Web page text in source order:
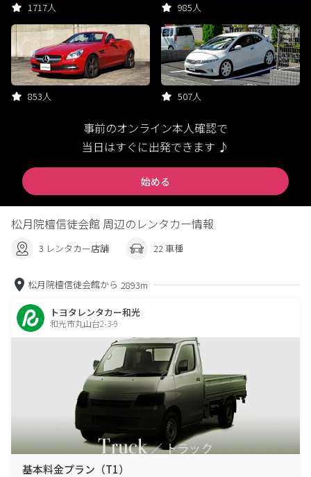
1717人 985人
853人 507人
事前のオンライン本人確認で
当日はすぐに出発できます ♪
始める
松月院檀信徒会館 周辺のレンタカー情報
3 レンタカー店舗 22 車種
松月院檀信徒会館から 2893m
トヨタレンタカー和光
和光市丸山台2-3-9
基本料金プラン（T1）